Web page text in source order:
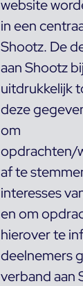
website
in een
Shootz. De
aan Shootz
uitdrukkelijk
deze
om
opdrachten/
af te
interesses
en om
hierover te
deelnemers
verband aan